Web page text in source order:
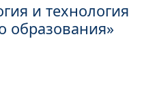
и технология
образования»